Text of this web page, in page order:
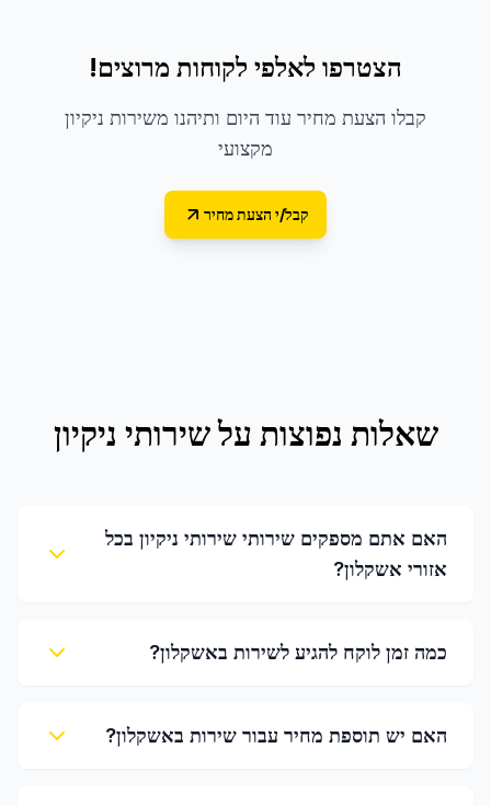
הצטרפו לאלפי לקוחות מרוצים!
קבלו הצעת מחיר עוד היום ותיהנו משירות ניקיון
מקצועי
קבל/י הצעת מחיר
שאלות נפוצות עלשירותי ניקיון
האם אתם מספקים שירותי שירותי ניקיון בכל
אזורי אשקלון?
כמה זמן לוקח להגיע לשירות באשקלון?
האם יש תוספת מחיר עבור שירות באשקלון?